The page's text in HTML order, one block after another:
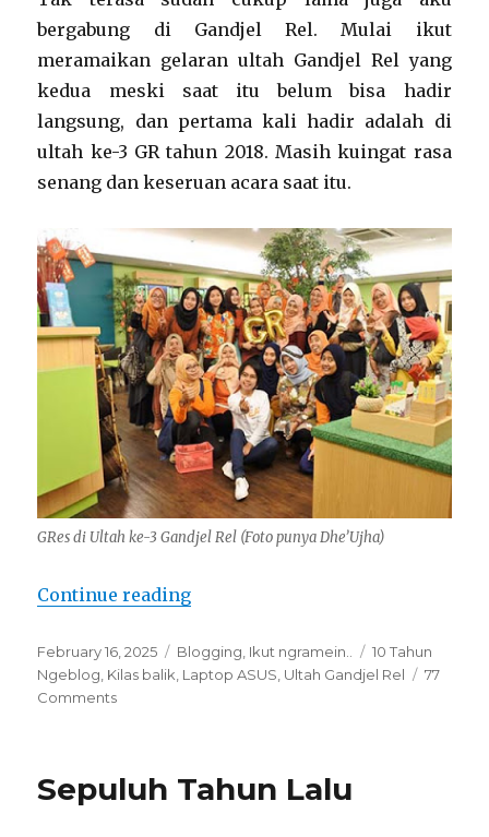
bergabung di Gandjel Rel. Mulai ikut
meramaikan gelaran ultah Gandjel Rel yang
kedua meski saat itu belum bisa hadir
langsung, dan pertama kali hadir adalah di
ultah ke-3 GR tahun 2018. Masih kuingat rasa
senang dan keseruan acara saat itu.
GRes di Ultah ke-3 Gandjel Rel (Foto punya Dhe’Ujha)
Continue reading“Kilas Balik Perjalanan Ngeblog
Posted
on
February 16, 2025 Categories
Blogging Ikut ngramein.. Tags
10 Tahun
Ngeblog Kilas balik Laptop ASUS Ultah Gandjel Rel
77
Commentson
Ngeblog
Sepuluh Tahun Lalu